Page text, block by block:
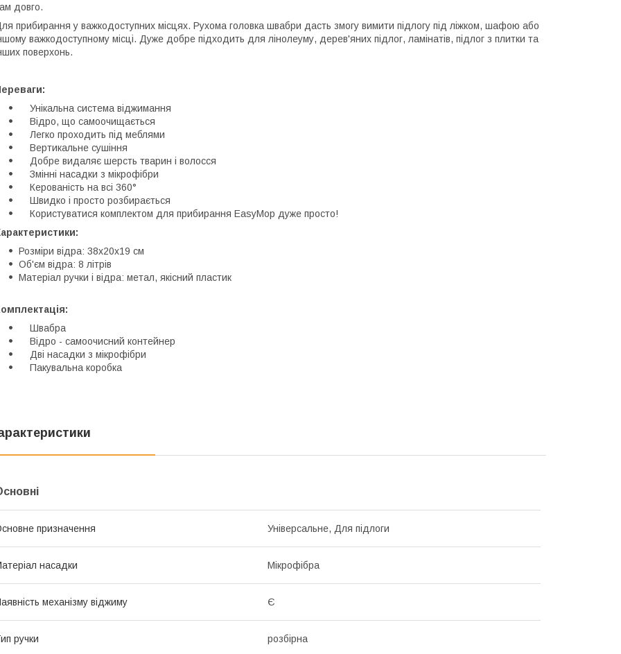
довго.
прибирання у важкодоступних місцях. Рухома головка швабри дасть змогу вимити підлогу під ліжком, шафою або
важкодоступному місці. Дуже добре підходить для лінолеуму, дерев'яних підлог, ламінатів, підлог з плитки та
поверхонь.
Унікальна система віджимання
Відро, що самоочищається
Легко проходить під меблями
Вертикальне сушіння
Добре видаляє шерсть тварин і волосся
Змінні насадки з мікрофібри
Керованість на всі 360°
Швидко і просто розбирається
Користуватися комплектом для прибирання EasyMop дуже просто!
Розміри відра: 38х20х19 см
Об'єм відра: 8 літрів
Матеріал ручки і відра: метал, якісний пластик
Швабра
Відро - самоочисний контейнер
Дві насадки з мікрофібри
Пакувальна коробка
призначення Універсальне, Для підлоги
насадки Мікрофібра
механізму віджиму Є
ручки розбірна